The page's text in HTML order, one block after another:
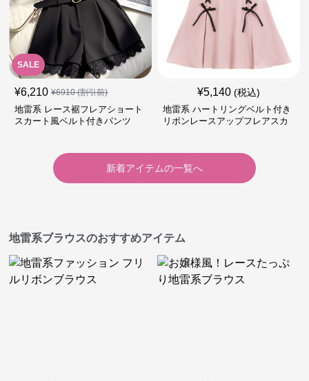
SALE
¥6,210 ¥6910(割引前)
地雷系 レース裾フレアショート
スカート風ベルト付きパンツ
¥5,140 (税込)
地雷系 ハートリングベルト付き
リボンレースアップフレアスカ
新着アイテムの一覧へ
地雷系ブラウスのおすすめアイテム